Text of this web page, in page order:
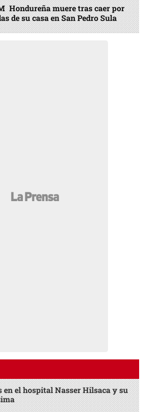
Hondureña muere tras caer por
de su casa en San Pedro Sula
en el hospital Nasser Hilsaca y su